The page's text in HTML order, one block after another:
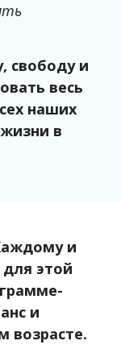
свободу и
весь
наших
в
и
этой
и
возрасте.